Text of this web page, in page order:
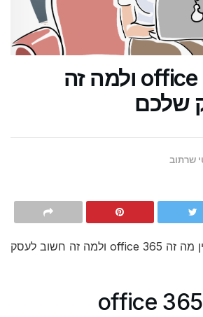
מה זה office 365 ולמה זה
שלכם
שרתוב
במאמר זה ננסה להבין מה זה office 365 ולמה זה חשוב לעסק